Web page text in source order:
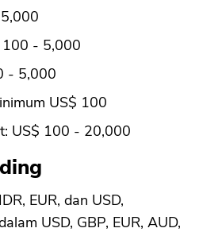
100 - 5,000
- 5,000
US$ 100
US$ 100 - 20,000
EUR, dan USD,
USD, GBP, EUR, AUD,